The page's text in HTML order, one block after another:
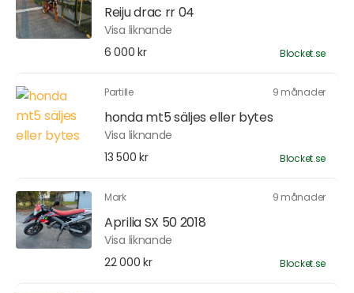
Reiju drac rr 04
Visa liknande
6 000 kr
Blocket.se
Partille 9 månader
honda mt5 säljes eller bytes
Visa liknande
13 500 kr
Blocket.se
Mark 9 månader
Aprilia SX 50 2018
Visa liknande
22 000 kr
Blocket.se